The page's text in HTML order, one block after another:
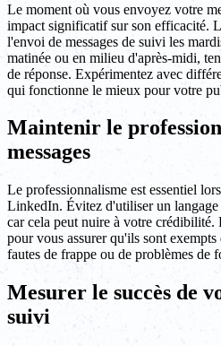
Le moment où vous envoyez votre
impact significatif sur son efficacité.
l'envoi de messages de suivi les
matinée ou en milieu d'après-midi,
de réponse. Expérimentez avec
qui fonctionne le mieux pour votre
Maintenir le
messages
Le professionnalisme est essentiel
LinkedIn. Évitez d'utiliser un
car cela peut nuire à votre crédibilité.
pour vous assurer qu'ils sont
fautes de frappe ou de problèmes de
Mesurer le succès de
suivi